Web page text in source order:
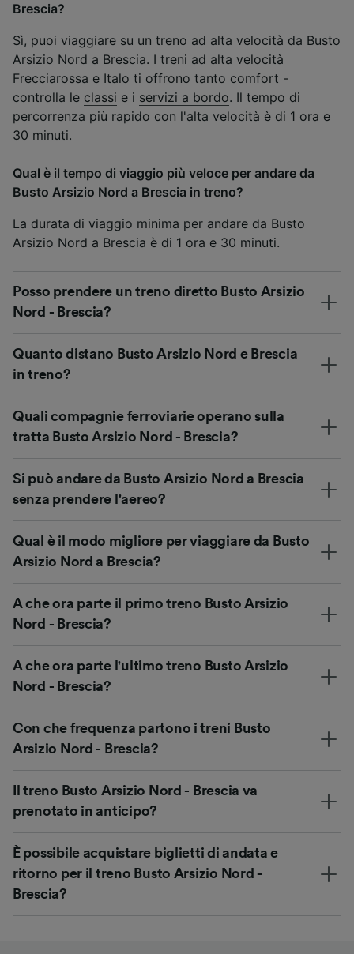
Brescia?
Sì, puoi viaggiare su un treno ad alta velocità da Busto
Arsizio Nord a Brescia. I treni ad alta velocità
Frecciarossa e Italo ti offrono tanto comfort -
controlla le classi e i servizi a bordo. Il tempo di
percorrenza più rapido con l'alta velocità è di 1 ora e
30 minuti.
Qual è il tempo di viaggio più veloce per andare da
Busto Arsizio Nord a Brescia in treno?
La durata di viaggio minima per andare da Busto
Arsizio Nord a Brescia è di 1 ora e 30 minuti.
Posso prendere un treno diretto Busto Arsizio
Nord - Brescia?
Quanto distano Busto Arsizio Nord e Brescia
in treno?
Quali compagnie ferroviarie operano sulla
tratta Busto Arsizio Nord - Brescia?
Si può andare da Busto Arsizio Nord a Brescia
senza prendere l'aereo?
Qual è il modo migliore per viaggiare da Busto
Arsizio Nord a Brescia?
A che ora parte il primo treno Busto Arsizio
Nord - Brescia?
A che ora parte l'ultimo treno Busto Arsizio
Nord - Brescia?
Con che frequenza partono i treni Busto
Arsizio Nord - Brescia?
Il treno Busto Arsizio Nord - Brescia va
prenotato in anticipo?
È possibile acquistare biglietti di andata e
ritorno per il treno Busto Arsizio Nord -
Brescia?